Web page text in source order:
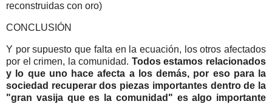
reconstruidas con oro)
CONCLUSIÓN
Y por supuesto que falta en la ecuación, los otros afectados
por el crimen, la comunidad. Todos estamos relacionados
y lo que uno hace afecta a los demás, por eso para la
sociedad recuperar dos piezas importantes dentro de la
"gran vasija que es la comunidad" es algo importante